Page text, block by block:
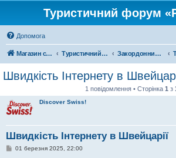
Туристичний форум
Допомога
Магазин спорядження Туристичний форум «Рюкзак» Закордонний туризм
Швидкість Інтернету в
1 повідомлення • Сторінка 1 з
Discover Swiss!
Швидкість Інтернету в Швейцарії
П01 березня 2025, 22:00